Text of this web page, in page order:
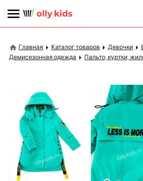
Главная Каталог товаров Девочки
Демисезонная одежда
Пальто, куртки,